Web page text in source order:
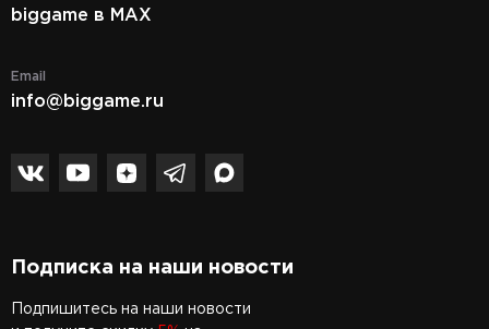
biggame в MAX
Email
info@biggame.ru
Подписка на наши новости
Подпишитесь на наши новости